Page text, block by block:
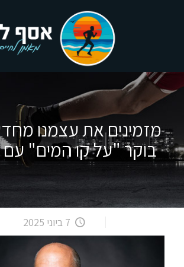
מזמינים את עצמנו
בוקר "על קו המים"
7 ביוני 2025